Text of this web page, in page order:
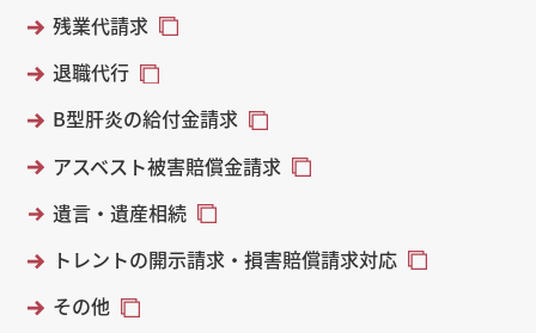
残業代請求
退職代行
B型肝炎の給付金請求
アスベスト被害賠償金請求
遺言・遺産相続
トレントの開示請求・損害賠償請求対応
その他